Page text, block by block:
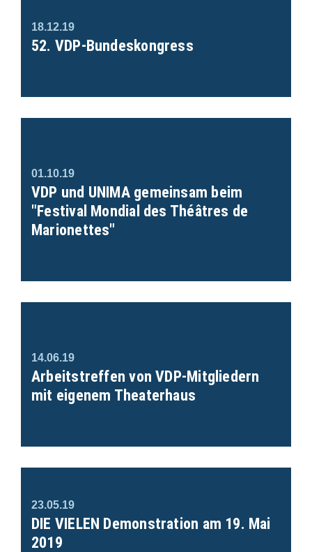
18.12.19
52. VDP-Bundeskongress
01.10.19
VDP und UNIMA gemeinsam beim
"Festival Mondial des Théâtres de
Marionettes"
14.06.19
Arbeitstreffen von VDP-Mitgliedern
mit eigenem Theaterhaus
23.05.19
DIE VIELEN Demonstration am 19. Mai
2019